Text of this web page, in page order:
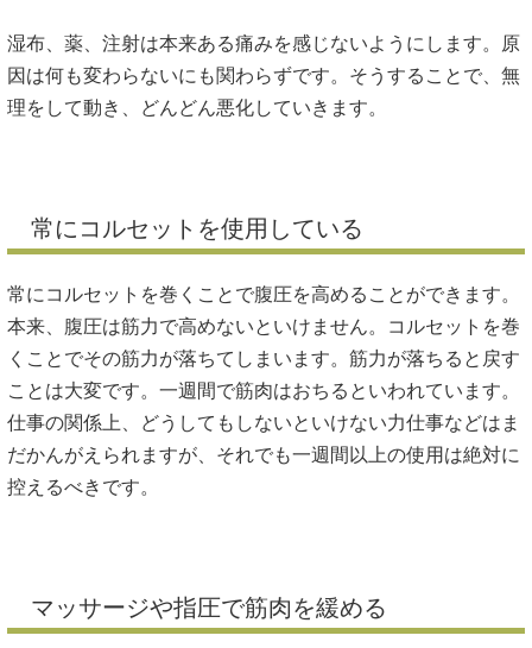
湿布、薬、注射は本来ある痛みを感じないようにします。原
因は何も変わらないにも関わらずです。そうすることで、無
理をして動き、どんどん悪化していきます。
常にコルセットを使用している
常にコルセットを巻くことで腹圧を高めることができます。
本来、腹圧は筋力で高めないといけません。コルセットを巻
くことでその筋力が落ちてしまいます。筋力が落ちると戻す
ことは大変です。一週間で筋肉はおちるといわれています。
仕事の関係上、どうしてもしないといけない力仕事などはま
だかんがえられますが、それでも一週間以上の使用は絶対に
控えるべきです。
マッサージや指圧で筋肉を緩める